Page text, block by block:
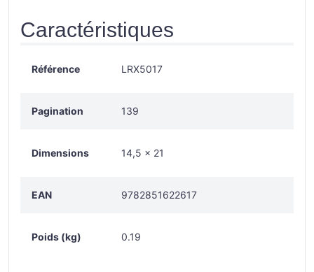
Caractéristiques
Référence LRX5017
Pagination 139
Dimensions 14,5 x 21
EAN 9782851622617
Poids (kg) 0.19